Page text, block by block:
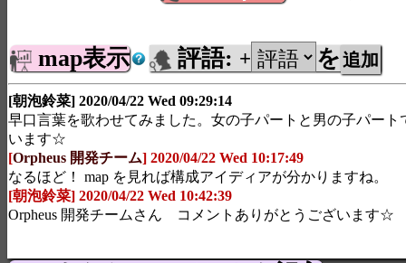
map表示 評語: + を
[朝泡鈴菜] 2020/04/22 Wed 09:29:14
早口言葉を歌わせてみました。女の子パートと男の子パート
います☆
[Orpheus 開発チーム] 2020/04/22 Wed 10:17:49
なるほど！ map を見れば構成アイディアが分かりますね。
[朝泡鈴菜] 2020/04/22 Wed 10:42:39
Orpheus 開発チームさん コメントありがとうございます☆